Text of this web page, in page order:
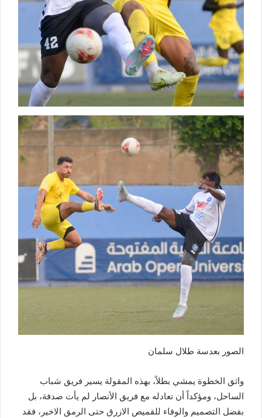
الصور بعدسة طلال سلمان
واثق الخطوة يمشي بطلاً، بهذه المقولة يسير فريق شباب
الساحل، ومؤكداً أن تعادله مع فريق الأنصار لم يأت صدفة، بل
بفضل التصميم والوفاء للقميص الازرق حتى الرمق الاخير، فقد